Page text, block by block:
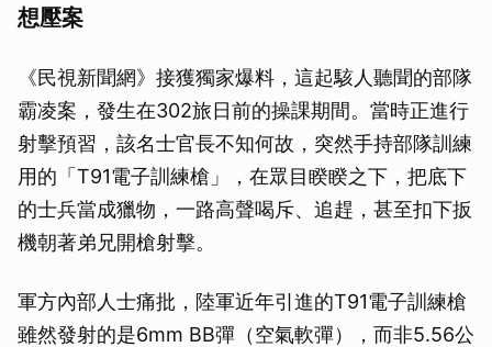
想壓案
《民視新聞網》接獲獨家爆料，這起駭人聽聞的部隊
霸凌案，發生在302旅日前的操課期間。當時正進行
射擊預習，該名士官長不知何故，突然手持部隊訓練
用的「T91電子訓練槍」，在眾目睽睽之下，把底下
的士兵當成獵物，一路高聲喝斥、追趕，甚至扣下扳
機朝著弟兄開槍射擊。
軍方內部人士痛批，陸軍近年引進的T91電子訓練槍
雖然發射的是6mm BB彈（空氣軟彈），而非5.56公